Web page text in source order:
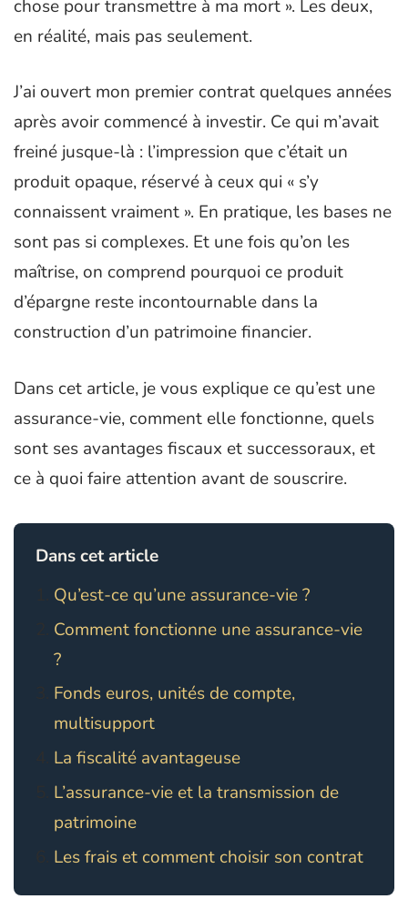
chose pour transmettre à ma mort ». Les deux,
en réalité, mais pas seulement.
J’ai ouvert mon premier contrat quelques années
après avoir commencé à investir. Ce qui m’avait
freiné jusque-là : l’impression que c’était un
produit opaque, réservé à ceux qui « s’y
connaissent vraiment ». En pratique, les bases ne
sont pas si complexes. Et une fois qu’on les
maîtrise, on comprend pourquoi ce produit
d’épargne reste incontournable dans la
construction d’un patrimoine financier.
Dans cet article, je vous explique ce qu’est une
assurance-vie, comment elle fonctionne, quels
sont ses avantages fiscaux et successoraux, et
ce à quoi faire attention avant de souscrire.
Dans cet article
Qu’est-ce qu’une assurance-vie ?
Comment fonctionne une assurance-vie
?
Fonds euros, unités de compte,
multisupport
La fiscalité avantageuse
L’assurance-vie et la transmission de
patrimoine
Les frais et comment choisir son contrat